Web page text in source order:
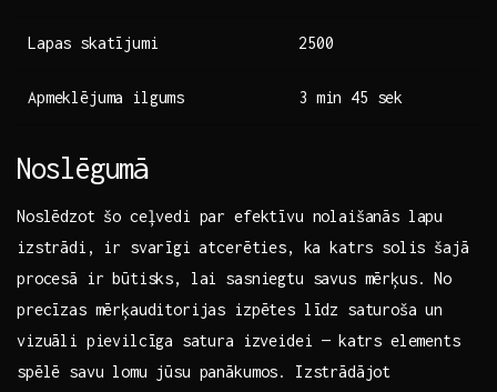
Lapas ​skatījumi 2500
Apmeklējuma‌ ilgums 3 min ​45 sek
Noslēgumā
Noslēdzot šo ceļvedi par efektīvu nolaišanās lapu
izstrādi, ir svarīgi⁢ atcerēties, ka katrs solis šajā
procesā ir būtisks, lai sasniegtu savus mērķus. No
precīzas‌ mērķauditorijas izpētes līdz saturoša ‌un
vizuāli pievilcīga⁢ satura izveidei — katrs elements
spēlē savu lomu jūsu panākumos. Izstrādājot